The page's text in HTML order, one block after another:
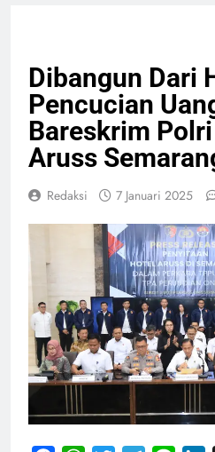
Dibangun Dari
Pencucian
Bareskrim Polri
Aruss
Redaksi 7 Januari 2025